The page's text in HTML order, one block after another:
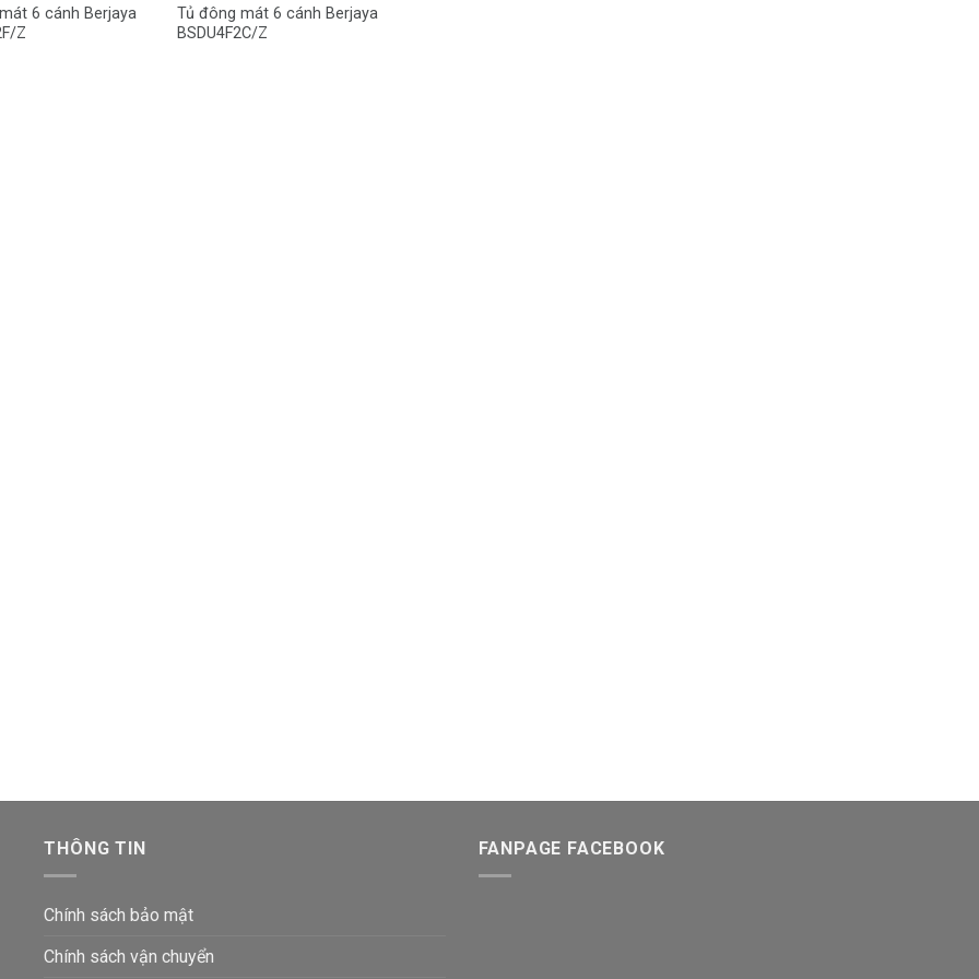
6 cánh Berjaya
Z
Tủ đông mát 6 cánh Berjaya
BSDU4F2C/Z
THÔNG TIN
Chính sách bảo mật
Chính sách vận chuyển
FANPAGE FACEBOOK